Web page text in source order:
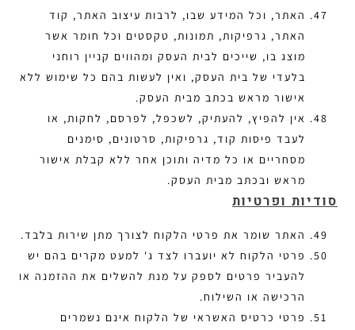
האתר, וכל המידע שבו, לרבות עיצוב האתר, קוד
האתר, גרפיקות, תמונות, טקסטים וכל חומר אשר
מוצג בו, שייכים לבית העסק ומהווים קניין רוחני
בלעדי של בית העסק, ואין לעשות בהם כל שימוש ללא
אישור מראש בכתב מבית העסק.
אין להפיץ, להעתיק, לשכפל, לפרסם, לחקות, או
לעבד פיסות קוד, גרפיקות, סרטונים, סימנים
מסחריים או כל מדיה ותוכן אחר ללא קבלת אישור
מראש ובכתב מבית העסק.
סודיות ופרטיות
האתר שומר את פרטי הלקוח לצורך מתן שירות בלבד.
פרטי הלקוח לא יועברו לצד ג' למעט מקרים בהם יש
להעביר פרטים לספק על מנת להשלים את ההזמנה או
הרכישה או השילוח.
פרטי כרטיס האשראי של הלקוח אינם נשמרים